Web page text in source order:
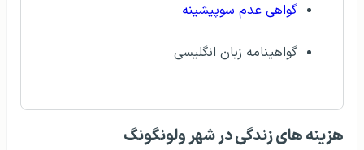
گواهی عدم سوپیشینه
گواهینامه زبان انگلیسی
هزينه های زندگی در شهر ولونگونگ